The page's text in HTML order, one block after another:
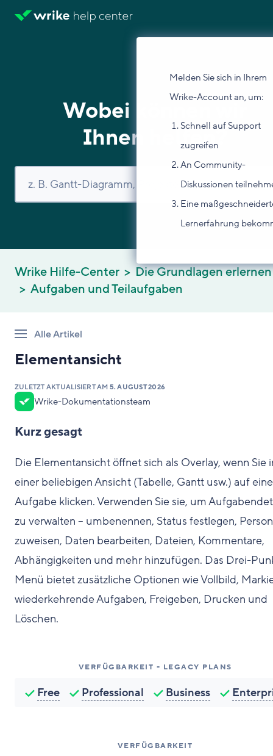
Melden Sie sich in Ihrem
Wrike-Account an, um:
Schnell auf Support
zugreifen
An Community-
Diskussionen
Eine
Lernerfahrung
Wobei können wir
Ihnen helfen?
Wrike Hilfe-Center
Die Grundlagen erlernen
Aufgaben und Teilaufgaben
Alle Artikel
Elementansicht
ZULETZT AKTUALISIERT AM 5. AUGUST 2026
Wrike-Dokumentationsteam
Kurz gesagt
Die Elementansicht öffnet sich als Overlay, wenn Sie
einer beliebigen Ansicht (Tabelle, Gantt usw.) auf eine
Aufgabe klicken. Verwenden Sie sie, um
zu verwalten – umbenennen, Status festlegen,
zuweisen, Daten bearbeiten, Dateien, Kommentare,
Abhängigkeiten und mehr hinzufügen. Das Drei-
Menü bietet zusätzliche Optionen wie Vollbild,
wiederkehrende Aufgaben, Freigeben, Drucken und
Löschen.
VERFÜGBARKEIT - LEGACY PLANS
Free Professional Business
VERFÜGBARKEIT